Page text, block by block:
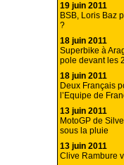
19 juin 2011
BSB, Loris Baz
?
18 juin 2011
Superbike à
pole devant les
18 juin 2011
Deux Français
l’Equipe de
13 juin 2011
MotoGP de
sous la pluie
13 juin 2011
Clive Rambure